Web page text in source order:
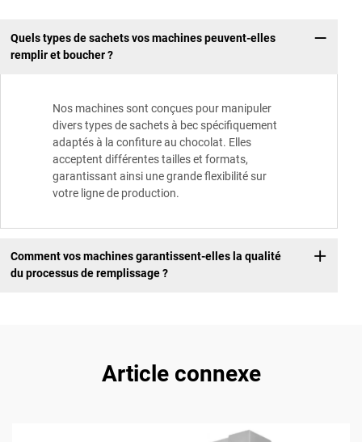
Quels types de sachets vos machines peuvent-elles
remplir et boucher ?
Nos machines sont conçues pour manipuler
divers types de sachets à bec spécifiquement
adaptés à la confiture au chocolat. Elles
acceptent différentes tailles et formats,
garantissant ainsi une grande flexibilité sur
votre ligne de production.
Comment vos machines garantissent-elles la qualité
du processus de remplissage ?
Article connexe